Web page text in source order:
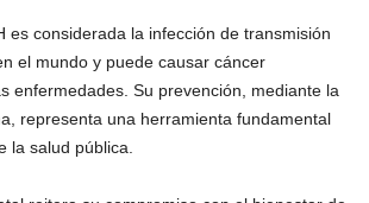
es considerada la infección de transmisión
el mundo y puede causar cáncer
enfermedades. Su prevención, mediante la
representa una herramienta fundamental
la salud pública.